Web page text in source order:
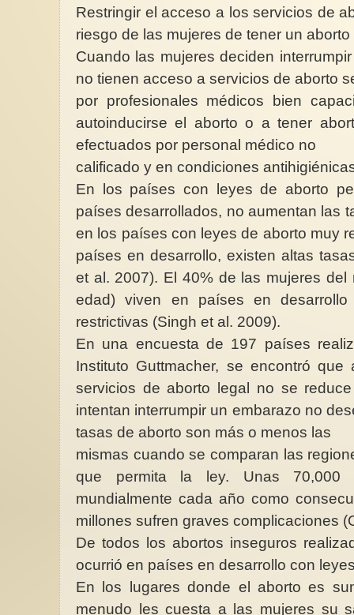
Restringir el acceso a los servicios de
riesgo de las mujeres de tener un
Cuando las mujeres deciden
no tienen acceso a servicios de aborto
por profesionales médicos bien
autoinducirse el aborto o a tener
efectuados por personal médico no
calificado y en condiciones
En los países con leyes de aborto
países desarrollados, no aumentan las
en los países con leyes de aborto muy
países en desarrollo, existen altas
et al. 2007). El 40% de las mujeres
edad) viven en países en
restrictivas (Singh et al. 2009).
En una encuesta de 197 países
Instituto Guttmacher, se encontró
servicios de aborto legal no se
intentan interrumpir un embarazo no
tasas de aborto son más o menos las
mismas cuando se comparan las
que permita la ley. Unas 70,000
mundialmente cada año como
millones sufren graves complicaciones
De todos los abortos inseguros
ocurrió en países en desarrollo con
En los lugares donde el aborto es
menudo les cuesta a las mujeres su